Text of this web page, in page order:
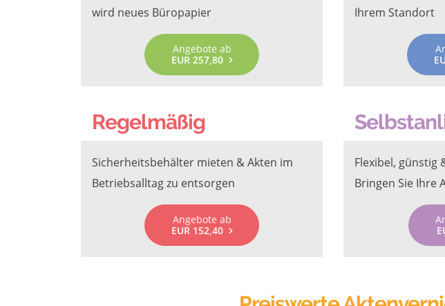
wird neues Büropapier
Angebote ab
EUR 257,80
Ihrem Standort
Regelmäßig
Sicherheitsbehälter mieten & Akten im
Betriebsalltag zu entsorgen
Angebote ab
EUR 152,40
Flexibel, günstig
Bringen Sie Ihre